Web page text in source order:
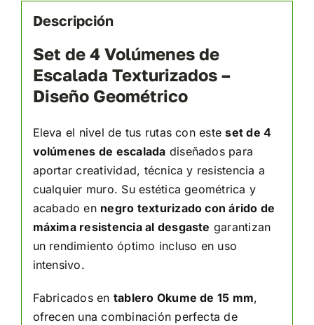
Descripción
Set de 4 Volúmenes de
Escalada Texturizados –
Diseño Geométrico
Eleva el nivel de tus rutas con esteset de 4
volúmenes de escalada diseñados para
aportar creatividad, técnica y resistencia a
cualquier muro. Su estética geométrica y
acabado en negro texturizado con árido de
máxima resistencia al desgaste garantizan
un rendimiento óptimo incluso en uso
intensivo.
Fabricados en tablero Okume de 15 mm,
ofrecen una combinación perfecta de